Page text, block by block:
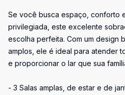
Se você busca espaço, conforto
privilegiada, este excelente
escolha perfeita. Com um design
amplos, ele é ideal para atender
e proporcionar o lar que sua
- 3 Salas amplas, de estar e de